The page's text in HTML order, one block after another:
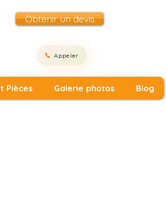
Obtenir un devis
Appeler
Pièces Galerie photos Blog